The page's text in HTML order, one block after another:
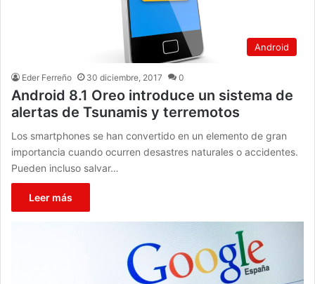
Android
Eder Ferreño 30 diciembre, 2017 0
Android 8.1 Oreo introduce un sistema de
alertas de Tsunamis y terremotos
Los smartphones se han convertido en un elemento de gran
importancia cuando ocurren desastres naturales o accidentes.
Pueden incluso salvar…
Leer más